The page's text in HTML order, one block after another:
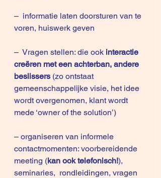
–  informatie laten doorsturen van te
voren, huiswerk geven
–  Vragen stellen: die ook interactie
creëren met een achterban, andere
beslissers (zo ontstaat
gemeenschappelijke visie, het idee
wordt overgenomen, klant wordt
mede ‘owner of the solution’)
– organiseren van informele
contactmomenten: voorbereidende
meeting (kan ook telefonisch!),
seminaries,  rondleidingen, vragen